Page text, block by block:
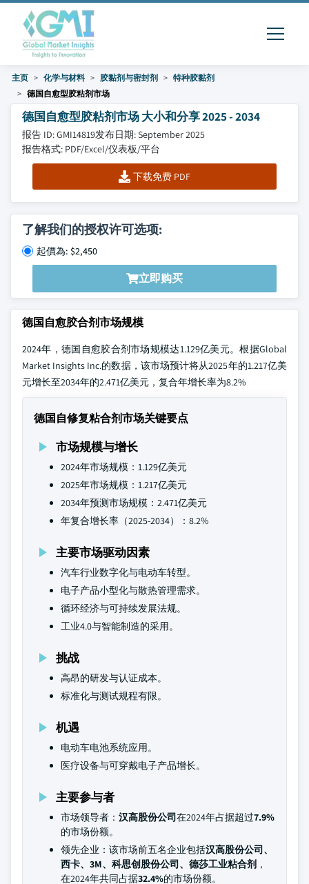
主页 化学与材料 胶黏剂与密封剂
特种胶黏剂
德国自愈型胶粘剂市场
德国自愈型胶粘剂市场 大小和分享 2025 - 2034
报告 ID: GMI14819发布日期: September 2025
报告格式: PDF/Excel/仪表板/平台
下载免费 PDF
了解我们的授权许可选项:
起價為: $2,450
立即购买
德国自愈胶合剂市场规模
2024年，德国自愈胶合剂市场规模达1.129亿美元。根据Global
Market Insights Inc.的数据，该市场预计将从2025年的1.217亿美
元增长至2034年的2.471亿美元，复合年增长率为8.2%
德国自修复粘合剂市场关键要点
市场规模与增长
2024年市场规模：1.129亿美元
2025年市场规模：1.217亿美元
2034年预测市场规模：2.471亿美元
年复合增长率（2025-2034）：8.2%
主要市场驱动因素
汽车行业数字化与电动车转型。
电子产品小型化与散热管理需求。
循环经济与可持续发展法规。
工业4.0与智能制造的采用。
挑战
高昂的研发与认证成本。
标准化与测试规程有限。
机遇
电动车电池系统应用。
医疗设备与可穿戴电子产品增长。
主要参与者
市场领导者： 汉高股份公司在2024年占据超过7.9%
的市场份额。
领先企业：该市场前五名企业包括汉高股份公司、
西卡、3M、科思创股份公司、德莎工业粘合剂 ，
在2024年共同占据32.4%的市场份额。